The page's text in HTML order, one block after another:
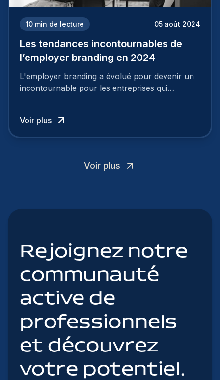
10 min de lecture 05 août 2024
Les tendances incontournables de
l’employer branding en 2024
L'employer branding a évolué pour devenir un
incontournable pour les entreprises qui
Voir plus
Voir plus
Rejoignez notre
communauté
active de
professionnels
et découvrez
votre potentiel.